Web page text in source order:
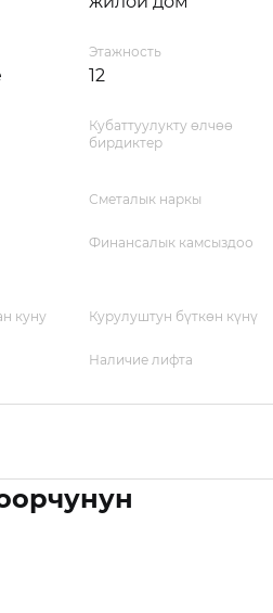
Этажность
12
Кубаттуулукту өлчөө
бирдиктер
Сметалык наркы
Финансалык камсыздоо
куну Курулуштун бүткөн күнү
Наличие лифта